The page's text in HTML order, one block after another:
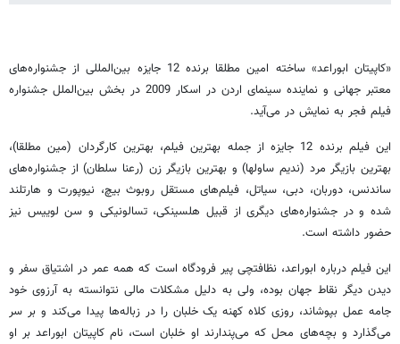
«کاپیتان ابوراعد»ساخته امین مطلقا برنده12 جایزه بینالمللی از جشنوارههای
معتبر جهانی و نماینده سینمای اردن در اسکار در بخش بینالملل جشنواره
فیلم فجر به نمایش در میآید.
این فیلم برنده جایزه از جمله بهترین فیلم، بهترین کارگردان (مین مطلقا)،
بهترین بازیگر مرد (ندیم ساولها) و بهترین بازیگر زن (رعنا سلطان) از جشنوارههای
ساندنس، دوربان، دبی، سیاتل، فیلمهای مستقل روبوث بیچ، نیوپورت و هارتلند
شده و در جشنوارههای دیگری از قبیل هلسینکی، تسالونیکی و سن لوییس نیز
حضور داشته است.
این فیلم درباره ابوراعد، نظافتچی پیر فرودگاه است که همه عمر در اشتیاق سفر و
دیدن دیگر نقاط جهان بوده، ولی به دلیل مشکلات مالی نتوانسته به آرزوی خود
جامه عمل بپوشاند، روزی کلاه کهنه یک خلبان را در زبالهها پیدا میکند و بر سر
میگذارد و بچههای محل که میپندارند او خلبان است، نام کاپیتان ابوراعد بر او